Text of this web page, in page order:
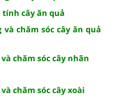
tính cây ăn quả
chăm sóc cây ăn quả
chăm sóc cây nhãn
chăm sóc cây xoài